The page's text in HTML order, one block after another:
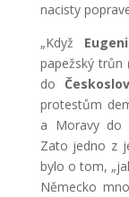
nacisty
„Když
papežský trůn
do
protestům
a Moravy do
Zato jedno z
bylo o tom,
Německo